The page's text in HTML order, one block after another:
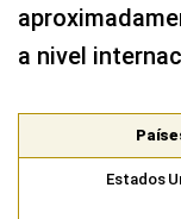
a nivel
Estados